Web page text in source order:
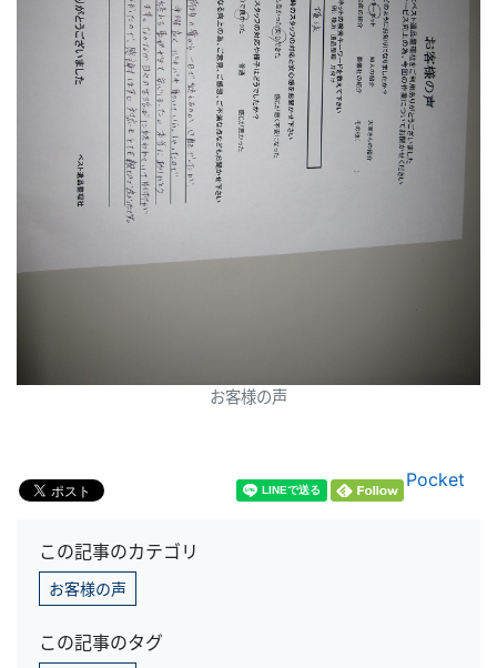
お客様の声
Pocket
この記事のカテゴリ
お客様の声
この記事のタグ